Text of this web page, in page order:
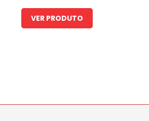
100 2005-ATUAL/ POP
110-100 2007-ATUAL
(PLB)
VER PRODUTO